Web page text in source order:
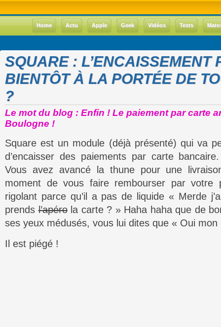
Home Actu Apple Geek Vidéos Tests
SQUARE : L’ENCAISSEMENT
BIENTÔT À LA PORTÉE DE
?
Le mot du blog : Enfin ! Le paiement par carte
Boulogne !
Square est un module (déjà présenté) qui va
d’encaisser des paiements par carte
Vous avez avancé la thune pour une
moment de vous faire rembourser par votre
rigolant parce qu’il a pas de liquide « Merde
prendsl’apérola carte ? » Haha haha que de
ses yeux médusés, vous lui dites que « Oui mon
Il est piégé !